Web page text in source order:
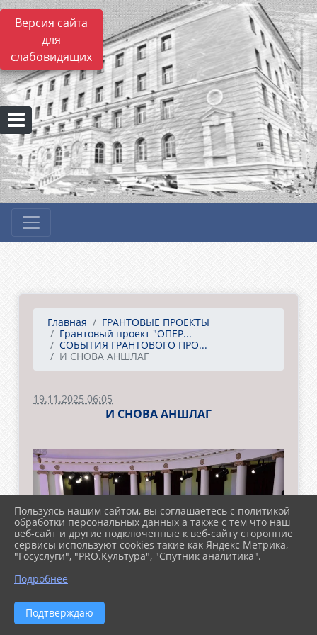
Версия сайта
для
слабовидящих
Главная
ГРАНТОВЫЕ ПРОЕКТЫ
Грантовый проект "ОПЕР...
СОБЫТИЯ ГРАНТОВОГО ПРО...
И СНОВА АНШЛАГ
19.11.2025 06:05
И СНОВА АНШЛАГ
Пользуясь нашим сайтом, вы соглашаетесь с политикой
обработки персональных данных а также с тем что наш
веб-сайт и другие подключенные к веб-сайту сторонние
сервисы используют cookies такие как Яндекс Метрика,
"Госуслуги", "PRO.Культура", "Спутник аналитика".
Подробнее
Подтверждаю